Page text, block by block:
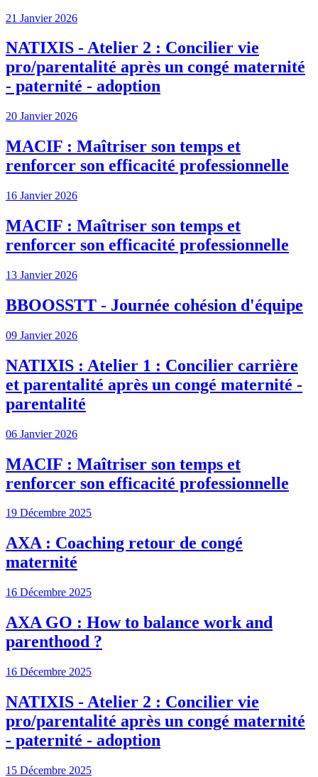
21 Janvier 2026
NATIXIS - Atelier 2 : Concilier vie
pro/parentalité après un congé maternité
- paternité - adoption
20 Janvier 2026
MACIF : Maîtriser son temps et
renforcer son efficacité professionnelle
16 Janvier 2026
MACIF : Maîtriser son temps et
renforcer son efficacité professionnelle
13 Janvier 2026
BBOOSSTT - Journée cohésion d'équipe
09 Janvier 2026
NATIXIS : Atelier 1 : Concilier carrière
et parentalité après un congé maternité -
parentalité
06 Janvier 2026
MACIF : Maîtriser son temps et
renforcer son efficacité professionnelle
19 Décembre 2025
AXA : Coaching retour de congé
maternité
16 Décembre 2025
AXA GO : How to balance work and
parenthood ?
16 Décembre 2025
NATIXIS - Atelier 2 : Concilier vie
pro/parentalité après un congé maternité
- paternité - adoption
15 Décembre 2025